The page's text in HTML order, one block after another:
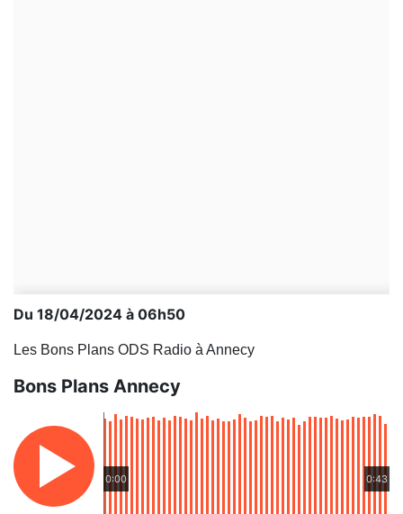
Du 18/04/2024 à 06h50
Les Bons Plans ODS Radio à Annecy
Bons Plans Annecy
0:00 0:43